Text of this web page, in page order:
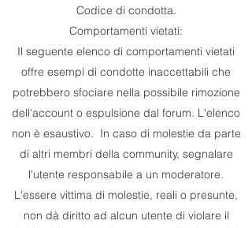
Codice di condotta.
Comportamenti vietati:
Il seguente elenco di comportamenti vietati
offre esempi di condotte inaccettabili che
potrebbero sfociare nella possibile rimozione
dell'account o espulsione dal forum. L'elenco
non è esaustivo. In caso di molestie da parte
di altri membri della community, segnalare
l'utente responsabile a un moderatore.
L'essere vittima di molestie, reali o presunte,
non dà diritto ad alcun utente di violare il